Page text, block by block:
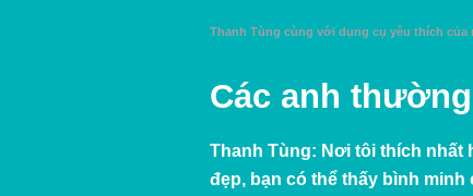
Thanh Tùng cùng với dụng cụ yêu thích của
Các anh
Thanh Tùng: Nơi tôi thích nhất
đẹp, bạn có thể thấy bình minh